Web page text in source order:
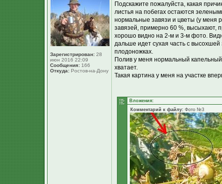
Зарегистрирован: 28
июн 2016 22:09
Сообщения: 166
Откуда: Ростов-на-Дону
Подскажите пожалуйста, какая
листья на побегах остаются
нормальные завязи и цветы (у меня
завязей, примерно 60 %, высыхают,
хорошо видно на 2-м и 3-м фото.
дальше идет сухая часть с
плодоножках.
Полив у меня нормальный
хватает.
Такая картина у меня на участке
Вложения:
Комментарий к файлу: Фото №3